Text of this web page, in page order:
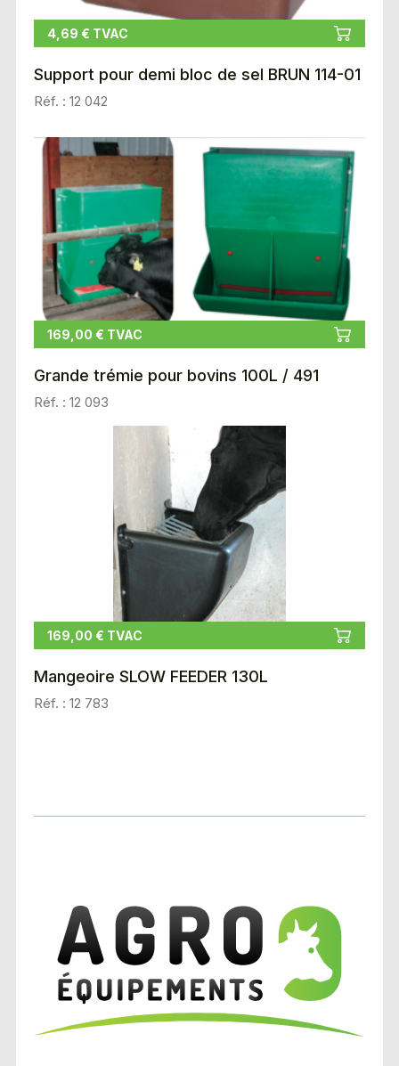
4,69 € TVAC
Support pour demi bloc de sel BRUN 114-01
Réf. : 12 042
169,00 € TVAC
Grande trémie pour bovins 100L / 491
Réf. : 12 093
169,00 € TVAC
Mangeoire SLOW FEEDER 130L
Réf. : 12 783